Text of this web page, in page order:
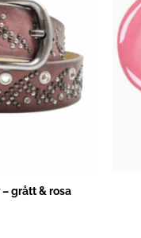
grått & rosa